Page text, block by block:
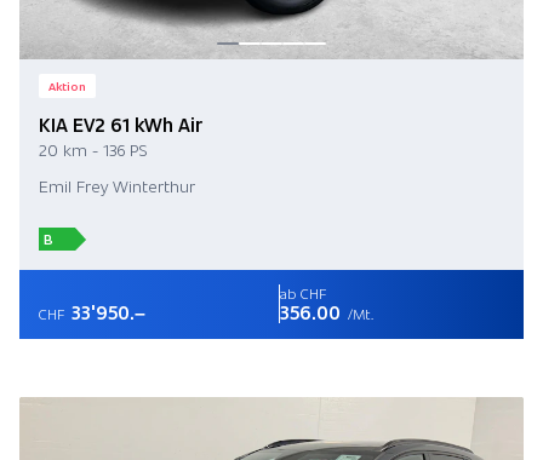
Aktion
KIA EV2 61 kWh Air
20 km - 136 PS
Emil Frey Winterthur
B
CHF 33'950.–
ab CHF
356.00 /Mt.